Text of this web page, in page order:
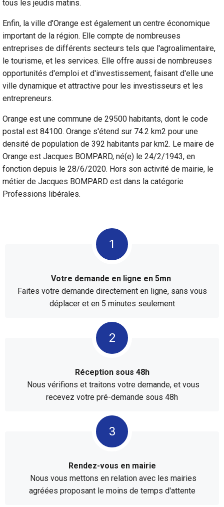
tous les jeudis matins.
Enfin, la ville d'Orange est également un centre économique
important de la région. Elle compte de nombreuses
entreprises de différents secteurs tels que l'agroalimentaire,
le tourisme, et les services. Elle offre aussi de nombreuses
opportunités d'emploi et d'investissement, faisant d'elle une
ville dynamique et attractive pour les investisseurs et les
entrepreneurs.
Orange est une commune de 29500 habitants, dont le code
postal est 84100. Orange s'étend sur 74.2 km2 pour une
densité de population de 392 habitants par km2. Le maire de
Orange est Jacques BOMPARD, né(e) le 24/2/1943, en
fonction depuis le 28/6/2020. Hors son activité de mairie, le
métier de Jacques BOMPARD est dans la catégorie
Professions libérales.
Votre demande en ligne en 5mn
Faites votre demande directement en ligne, sans vous
déplacer et en 5 minutes seulement
Réception sous 48h
Nous vérifions et traitons votre demande, et vous
recevez votre pré-demande sous 48h
Rendez-vous en mairie
Nous vous mettons en relation avec les mairies
agréées proposant le moins de temps d'attente